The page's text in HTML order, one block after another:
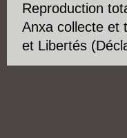
Reproduction
Anxa collecte et
et Libertés